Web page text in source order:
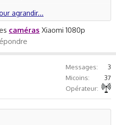
d'applications jusqu'à la
des deux téléphones ,
agrandir...
caméras Xiaomi 1080p
Messages
3
Micoins
37
Opérateur